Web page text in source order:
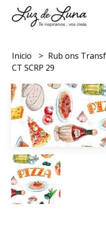
Inicio Rub ons
CT SCRP 29